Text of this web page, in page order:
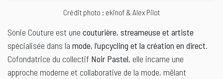
Crédit photo : ekinof & Alex Pilot
Sonie Couture est une couturière, streameuse et artiste
spécialisée dans la mode, l’upcycling et la création en direct.
Cofondatrice du collectif Noir Pastel, elle incarne une
approche moderne et collaborative de la mode, mêlant